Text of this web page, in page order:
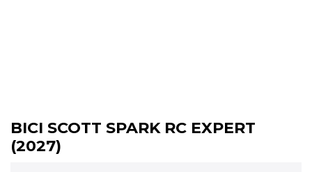
BICI SCOTT SPARK RC EXPERT
(2027)